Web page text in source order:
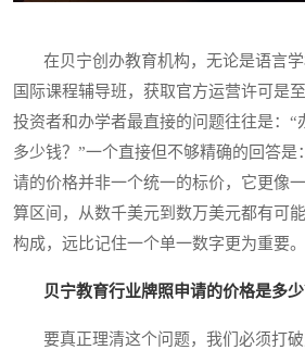
在贝宁创办教育机构，无论是语言学
国际课程辅导班，获取官方运营许可是
投资者和办学者最直接的问题往往是：“
多少钱？”一个直接但不够精确的回答是
请的价格并非一个统一的标价，它更像
算区间，从数千美元到数万美元都有可
构成，远比记住一个单一数字更为重要。
贝宁教育行业牌照申请的价格是多少
要真正理清这个问题，我们必须打破